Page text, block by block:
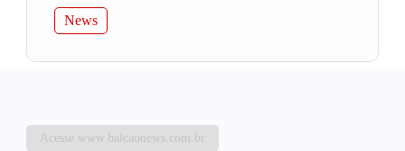
News
Acesse www.balcaonews.com.br